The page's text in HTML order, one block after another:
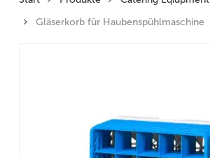
Gläserkorb für Haubenspühlmaschine